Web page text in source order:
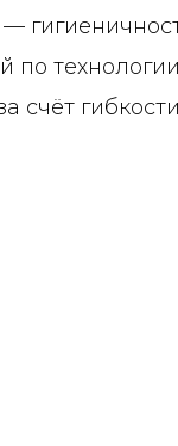
счёт